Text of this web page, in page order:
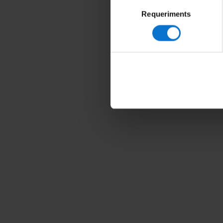
consentiment
Requeriments